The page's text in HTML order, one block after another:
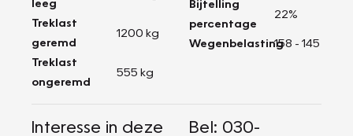
Treklast
geremd
1200 kg
Treklast
ongeremd
555 kg
Bijtelling
percentage
22%
Wegenbelasting158 - 145
Interesse in deze
Bel: 030-